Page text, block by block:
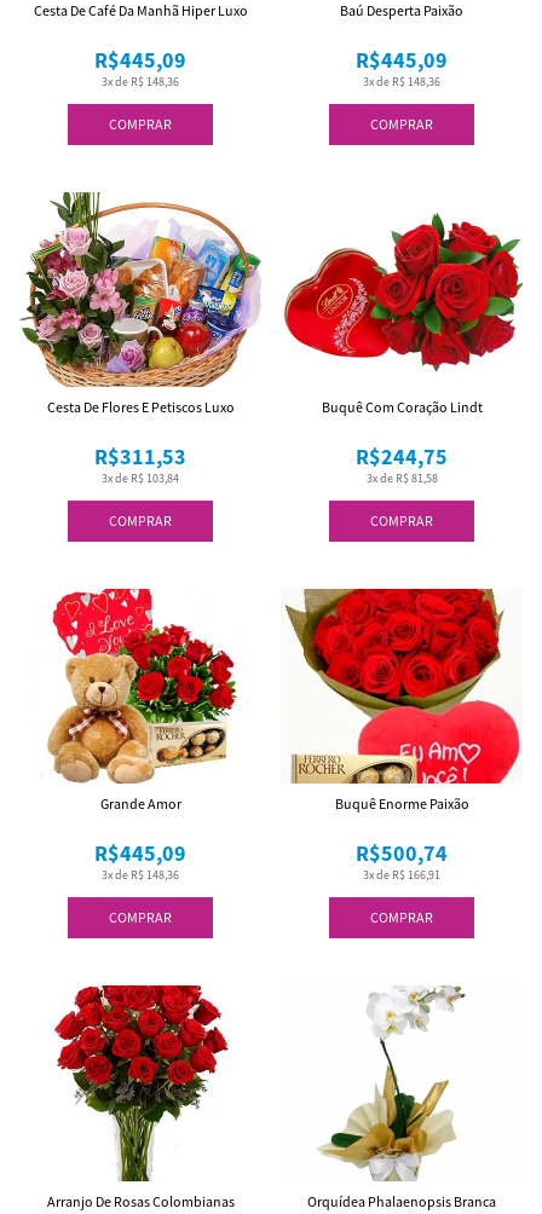
COMPRAR
3x de R$ 148,36
R$445,09
Cesta De Café Da Manhã Hiper Luxo
COMPRAR
3x de R$ 148,36
R$445,09
Baú Desperta Paixão
COMPRAR
3x de R$ 103,84
R$311,53
Cesta De Flores E Petiscos Luxo
COMPRAR
3x de R$ 81,58
R$244,75
Buquê Com Coração Lindt
COMPRAR
3x de R$ 148,36
R$445,09
Grande Amor
COMPRAR
3x de R$ 166,91
R$500,74
Buquê Enorme Paixão
Arranjo De Rosas Colombianas
Orquídea Phalaenopsis Branca